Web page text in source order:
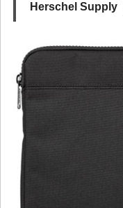
Herschel Supply